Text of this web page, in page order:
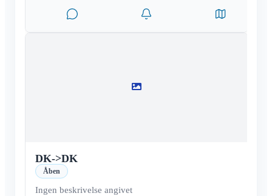
DK->DK
Åben
Ingen beskrivelse angivet